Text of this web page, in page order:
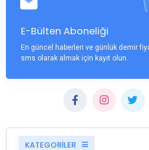
E-Bülten Aboneliği
En güncel haberleri ve günlük demir
sms olarak almak için kayıt olun.
KATEGORİLER